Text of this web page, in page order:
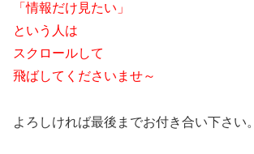
「情報だけ見たい」
という人は
スクロールして
飛ばしてくださいませ～
よろしければ最後までお付き合い下さい。